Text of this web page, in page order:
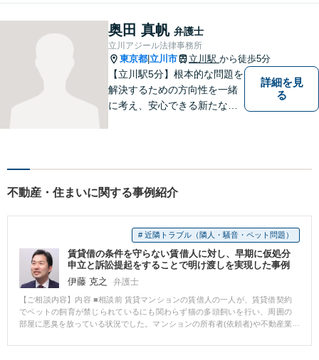
奥田 真帆 弁護士
立川アジール法律事務所
東京都 立川市 立川駅 から徒歩5分
【立川駅5分】根本的な問題を
解決するための方向性を一緒
に考え、安心できる新たなス
最大限に活かし、ご相談者様
トしていきます。
詳細を見
る
不動産・住まいに関する事例紹介
# 近隣トラブル（隣人・騒音・ペット問題）
賃貸借の条件を守らない賃借人に対し、早期に仮処分
申立と訴訟提起をすることで明け渡しを実現した事例
伊藤 克之
弁護士
【ご相談内容】内容 ■相談前 賃貸マンションの賃借人の一人が、賃貸借契約
でペットの飼育が禁じられているにも関わらず猫の多頭飼いを行い、周囲の
部屋に悪臭を放っている状況でした。マンションの所有者(依頼者)や不動産業
護士に相談に来ました。 ■相談後 当職は、依頼を受けてすぐに現地見分を行